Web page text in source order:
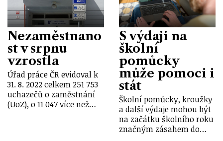
Nezaměstnano
st v srpnu
vzrostla
Úřad práce ČR evidoval k
31. 8. 2022 celkem 251 753
uchazečů o zaměstnání
(UoZ), o 11 047 více než…
S výdaji na
školní
pomůcky
může pomoci i
stát
Školní pomůcky, kroužky
a další výdaje mohou být
na začátku školního roku
značným zásahem do…